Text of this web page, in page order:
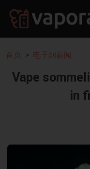
首页 电子烟新闻
Vape
in